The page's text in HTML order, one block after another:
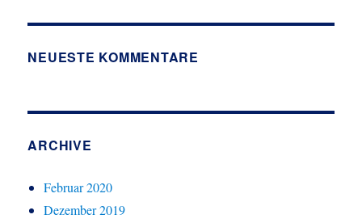
NEUESTE KOMMENTARE
ARCHIVE
Februar 2020
Dezember 2019